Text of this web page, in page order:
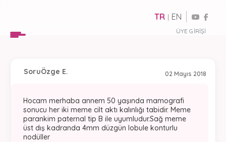
ÜYE GIRIŞI
TR | EN
02 Mayıs 2018
SoruÖzge E.
Hocam merhaba annem 50 yaşında mamografi
sonucu her iki meme cilt aktı kalınlığı tabidir. Meme
parankim paternal tip B ile uyumludur.Sağ meme
üst dış kadranda 4mm düzgün lobule konturlu
nodüller